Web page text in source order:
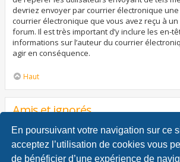
En poursuivant votre navigation sur ce
acceptez l’utilisation de cookies vous
de bénéficier d’une expérience de
devriez envoyer par courrier électronique
courrier électronique que vous avez reçu à
forum. Il est très important d’y inclure les en-
informations sur l’auteur du courrier
agir en conséquence.
Haut
Amis et ignorés
À quoi sert ma liste d’amis et d’ignorés ?
Vous pouvez utiliser ces listes afin